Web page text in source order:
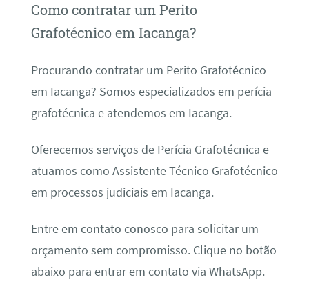
Como contratar um Perito
Grafotécnico em Iacanga?
Procurando contratar um Perito Grafotécnico
em Iacanga? Somos especializados em perícia
grafotécnica e atendemos em Iacanga.
Oferecemos serviços de Perícia Grafotécnica e
atuamos como Assistente Técnico Grafotécnico
em processos judiciais em Iacanga.
Entre em contato conosco para solicitar um
orçamento sem compromisso. Clique no botão
abaixo para entrar em contato via WhatsApp.